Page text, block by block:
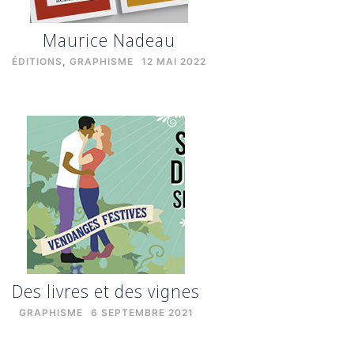
Maurice Nadeau
ÉDITIONS , GRAPHISME 12 MAI 2022
Des livres et des vignes
GRAPHISME 6 SEPTEMBRE 2021